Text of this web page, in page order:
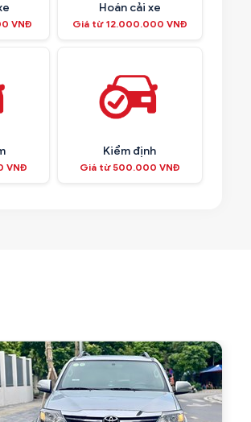
VNĐ
Hoán cải xe
Giá từ 12.000.000 VNĐ
VNĐ
Kiểm định
Giá từ 500.000 VNĐ